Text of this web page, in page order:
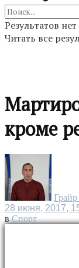
Результатов нет
Читать все
кроме
Грайр
28 июня, 2017,
в Спорт